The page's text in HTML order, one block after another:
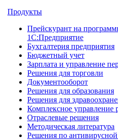
Продукты
Прейскурант на
1С:Предприятие
Бухгалтерия предприятия
Бюджетный учет
Зарплата и управление
Решения для торговли
Документооборот
Решения для образования
Решения для
Комплексное управление
Отраслевые решения
Методическая литература
Решения по